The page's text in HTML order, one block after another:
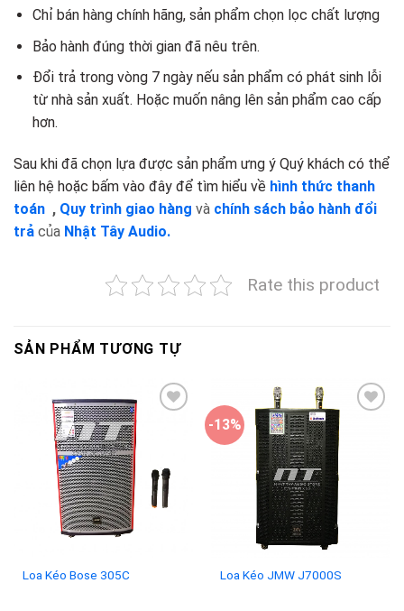
Chỉ bán hàng chính hãng, sản phẩm chọn lọc chất lượng
Bảo hành đúng thời gian đã nêu trên.
Đổi trả trong vòng 7 ngày nếu sản phẩm có phát sinh lỗi
từ nhà sản xuất. Hoặc muốn nâng lên sản phẩm cao cấp
hơn.
Sau khi đã chọn lựa được sản phẩm ưng ý Quý khách có thể
liên hệ hoặc bấm vào đây để tìm hiểu về hình thức thanh
toán , Quy trình giao hàng và chính sách bảo hành đổi
trả của Nhật Tây Audio.
Rate this product
SẢN PHẨM TƯƠNG TỰ
wishlist
Loa Kéo Bose 305C
-13%
Loa Kéo JMW J7000S